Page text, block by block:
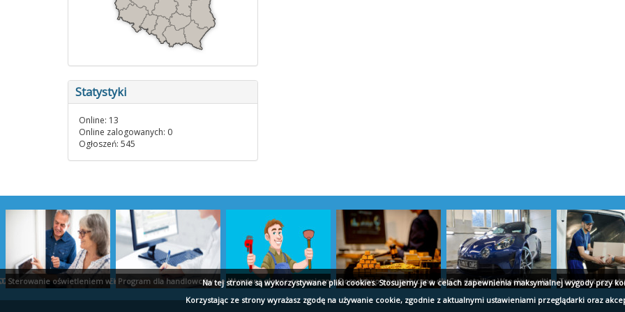
Statystyki
Online: 13
Online zalogowanych: 0
Ogłoszeń: 545
PROJEKTAUDYT RAPORTY EKOEXPERT BIAŁYSTOK
Sterowanie oświetleniem w domu - ropam.com.pl
Program dla handlowców - ekspert.bizWymiana głowic ceramicznych w baterii Kraków - hydraulikwkrakow.pl
Doradztwo energetyczne dla firm - marekdylak.pl
Car detailing Wrocław - ultimatecars.pl
Transport
Na tej stronie są wykorzystywane pliki cookies. Stosujemy je w celach zapewnienia maksymalnej wygody przy
Korzystając ze strony wyrażasz zgodę na używanie cookie, zgodnie z aktualnymi ustawieniami przeglądarki oraz